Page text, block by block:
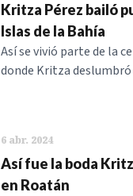
Kritza Pérez bailó
Islas de la Bahía
Así se vivió parte de la
donde Kritza
6 abr. 2024
Así fue la boda
en Roatán